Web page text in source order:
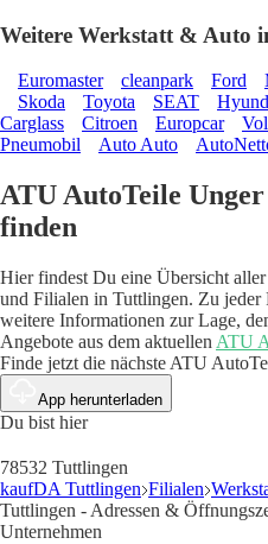
Weitere Werkstatt & Auto
Euromaster cleanpark Ford
Skoda
Toyota SEAT
Carglass
Citroen Europcar
Pneumobil
Auto Auto
ATU AutoTeile
finden
Hier findest Du eine Übersicht
und Filialen in Tuttlingen. Zu
weitere Informationen zur Lage,
Angebote aus dem aktuellen ATU
Finde jetzt die nächste ATU
App herunterladen
Du bist hier
78532 Tuttlingen
kaufDA Tuttlingen Filialen
Tuttlingen - Adressen &
Unternehmen